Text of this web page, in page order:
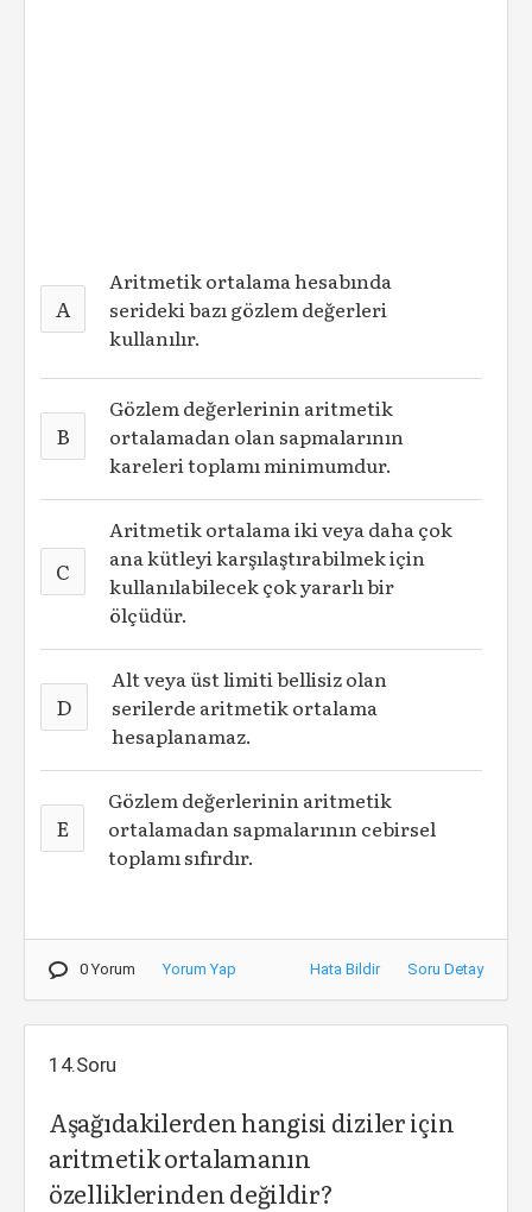
A
Aritmetik ortalama hesabında
serideki bazı gözlem değerleri
kullanılır.
B
Gözlem değerlerinin aritmetik
ortalamadan olan sapmalarının
kareleri toplamı minimumdur.
C
Aritmetik ortalama iki veya daha çok
ana kütleyi karşılaştırabilmek için
kullanılabilecek çok yararlı bir
ölçüdür.
D
Alt veya üst limiti bellisiz olan
serilerde aritmetik ortalama
hesaplanamaz.
E
Gözlem değerlerinin aritmetik
ortalamadan sapmalarının cebirsel
toplamı sıfırdır.
0 Yorum Yorum Yap Hata Bildir Soru Detay
14.Soru
Aşağıdakilerden hangisi diziler için
aritmetik ortalamanın
özelliklerinden değildir?